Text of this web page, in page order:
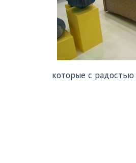
которые с радостью